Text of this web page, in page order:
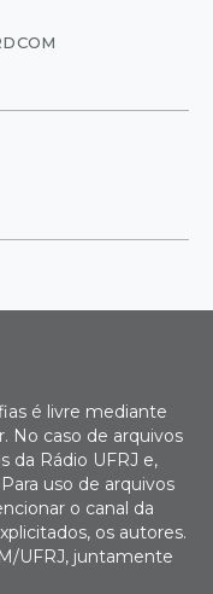
é livre mediante
No caso de arquivos
da Rádio UFRJ e,
uso de arquivos
o canal da
os autores.
UFRJ, juntamente